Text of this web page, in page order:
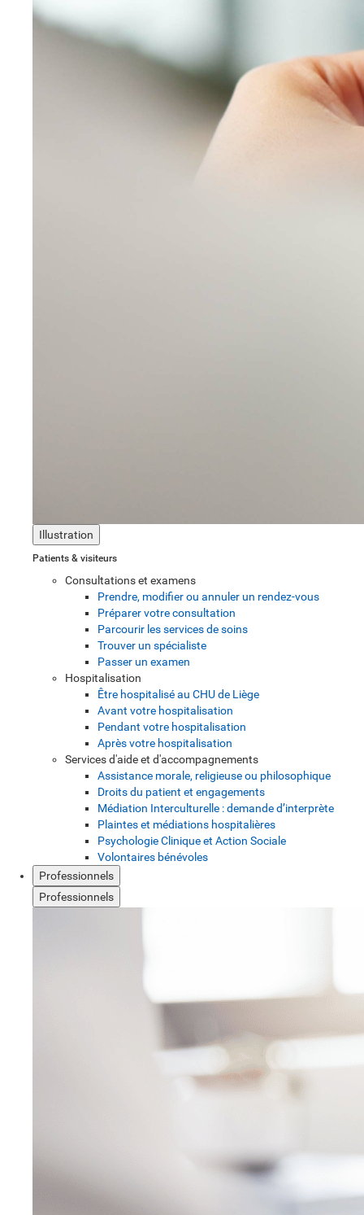
Illustration
Patients & visiteurs
Consultations et examens
Prendre, modifier ou annuler un rendez-vous
Préparer votre consultation
Parcourir les services de soins
Trouver un spécialiste
Passer un examen
Hospitalisation
Être hospitalisé au CHU de Liège
Avant votre hospitalisation
Pendant votre hospitalisation
Après votre hospitalisation
Services d'aide et d'accompagnements
Assistance morale, religieuse ou philosophique
Droits du patient et engagements
Médiation Interculturelle : demande d’interprète
Plaintes et médiations hospitalières
Psychologie Clinique et Action Sociale
Volontaires bénévoles
Professionnels
Professionnels